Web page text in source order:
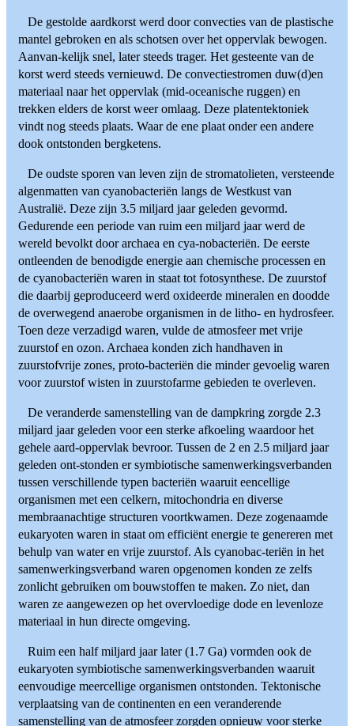
De gestolde aardkorst werd door convecties van de plastische
mantel gebroken en als schotsen over het oppervlak bewogen.
Aanvan-kelijk snel, later steeds trager. Het gesteente van de
korst werd steeds vernieuwd. De convectiestromen duw(d)en
materiaal naar het oppervlak (mid-oceanische ruggen) en
trekken elders de korst weer omlaag. Deze platentektoniek
vindt nog steeds plaats. Waar de ene plaat onder een andere
dook ontstonden bergketens.
De oudste sporen van leven zijn de stromatolieten, versteende
algenmatten van cyanobacteriën langs de Westkust van
Australië. Deze zijn 3.5 miljard jaar geleden gevormd.
Gedurende een periode van ruim een miljard jaar werd de
wereld bevolkt door archaea en cya-nobacteriën. De eerste
ontleenden de benodigde energie aan chemische processen en
de cyanobacteriën waren in staat tot fotosynthese. De zuurstof
die daarbij geproduceerd werd oxideerde mineralen en doodde
de overwegend anaerobe organismen in de litho- en hydrosfeer.
Toen deze verzadigd waren, vulde de atmosfeer met vrije
zuurstof en ozon. Archaea konden zich handhaven in
zuurstofvrije zones, proto-bacteriën die minder gevoelig waren
voor zuurstof wisten in zuurstofarme gebieden te overleven.
De veranderde samenstelling van de dampkring zorgde 2.3
miljard jaar geleden voor een sterke afkoeling waardoor het
gehele aard-oppervlak bevroor. Tussen de 2 en 2.5 miljard jaar
geleden ont-stonden er symbiotische samenwerkingsverbanden
tussen verschillende typen bacteriën waaruit eencellige
organismen met een celkern, mitochondria en diverse
membraanachtige structuren voortkwamen. Deze zogenaamde
eukaryoten waren in staat om efficiënt energie te genereren met
behulp van water en vrije zuurstof. Als cyanobac-teriën in het
samenwerkingsverband waren opgenomen konden ze zelfs
zonlicht gebruiken om bouwstoffen te maken. Zo niet, dan
waren ze aangewezen op het overvloedige dode en levenloze
materiaal in hun directe omgeving.
Ruim een half miljard jaar later (1.7 Ga) vormden ook de
eukaryoten symbiotische samenwerkingsverbanden waaruit
eenvoudige meercellige organismen ontstonden. Tektonische
verplaatsing van de continenten en een veranderende
samenstelling van de atmosfeer zorgden opnieuw voor sterke